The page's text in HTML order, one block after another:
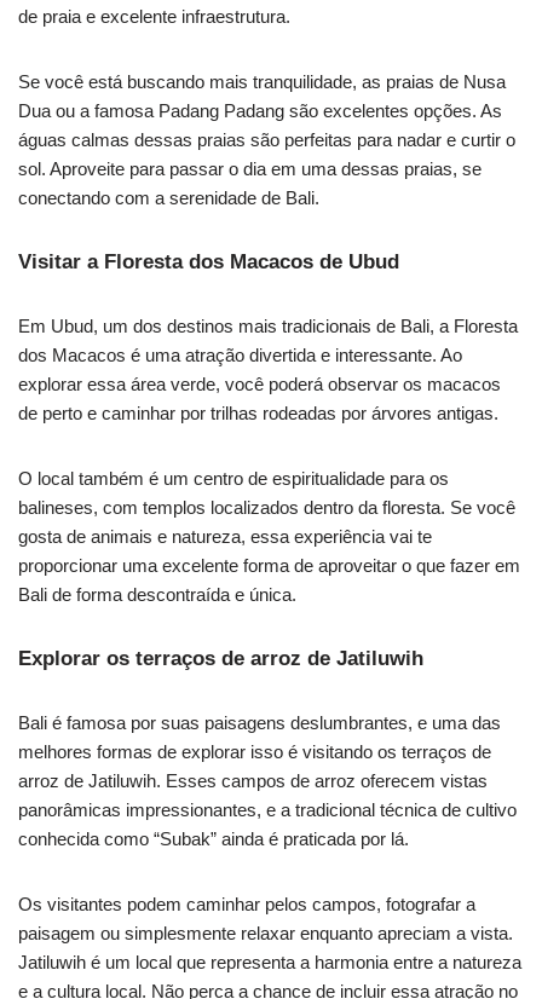
de praia e excelente infraestrutura.
Se você está buscando mais tranquilidade, as praias de Nusa
Dua ou a famosa Padang Padang são excelentes opções. As
águas calmas dessas praias são perfeitas para nadar e curtir o
sol. Aproveite para passar o dia em uma dessas praias, se
conectando com a serenidade de Bali.
Visitar a Floresta dos Macacos de Ubud
Em Ubud, um dos destinos mais tradicionais de Bali, a Floresta
dos Macacos é uma atração divertida e interessante. Ao
explorar essa área verde, você poderá observar os macacos
de perto e caminhar por trilhas rodeadas por árvores antigas.
O local também é um centro de espiritualidade para os
balineses, com templos localizados dentro da floresta. Se você
gosta de animais e natureza, essa experiência vai te
proporcionar uma excelente forma de aproveitar o que fazer em
Bali de forma descontraída e única.
Explorar os terraços de arroz de Jatiluwih
Bali é famosa por suas paisagens deslumbrantes, e uma das
melhores formas de explorar isso é visitando os terraços de
arroz de Jatiluwih. Esses campos de arroz oferecem vistas
panorâmicas impressionantes, e a tradicional técnica de cultivo
conhecida como “Subak” ainda é praticada por lá.
Os visitantes podem caminhar pelos campos, fotografar a
paisagem ou simplesmente relaxar enquanto apreciam a vista.
Jatiluwih é um local que representa a harmonia entre a natureza
e a cultura local. Não perca a chance de incluir essa atração no